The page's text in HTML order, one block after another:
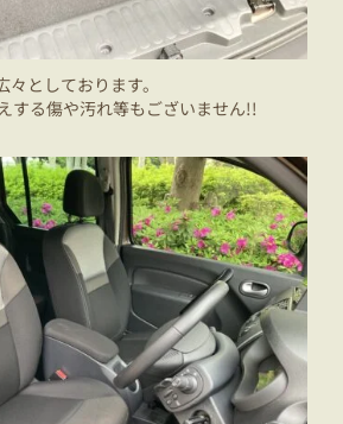
としております。
する傷や汚れ等もございません!!